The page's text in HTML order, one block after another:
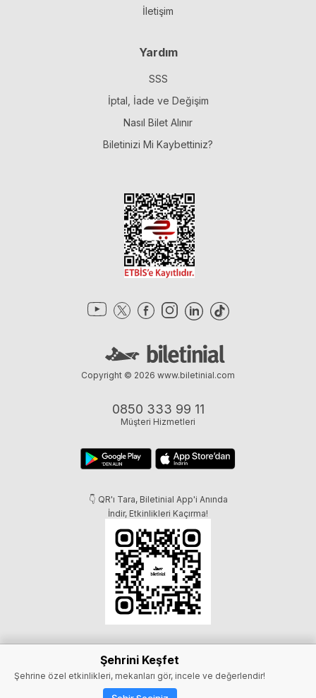
Şehrini Keşfet
Şehrine özel etkinlikleri, mekanları gör, incele ve değerlendir!
İletişim
Yardım
SSS
İptal, İade ve Değişim
Nasıl Bilet Alınır
Biletinizi Mi Kaybettiniz?
0850 333 99 11
Müşteri Hizmetleri
👇 QR'ı Tara, Biletinial App'i Anında
İndir, Etkinlikleri Kaçırma!
Copyright © 2026 www.biletinial.com